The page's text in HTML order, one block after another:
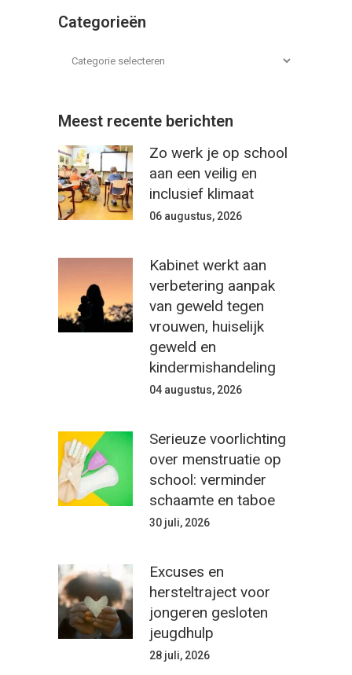
Categorieën
Meest recente berichten
Zo werk je op school
aan een veilig en
inclusief klimaat
06 augustus, 2026
Kabinet werkt aan
verbetering aanpak
van geweld tegen
vrouwen, huiselijk
geweld en
kindermishandeling
04 augustus, 2026
Serieuze voorlichting
over menstruatie op
school: verminder
schaamte en taboe
30 juli, 2026
Excuses en
hersteltraject voor
jongeren gesloten
jeugdhulp
28 juli, 2026